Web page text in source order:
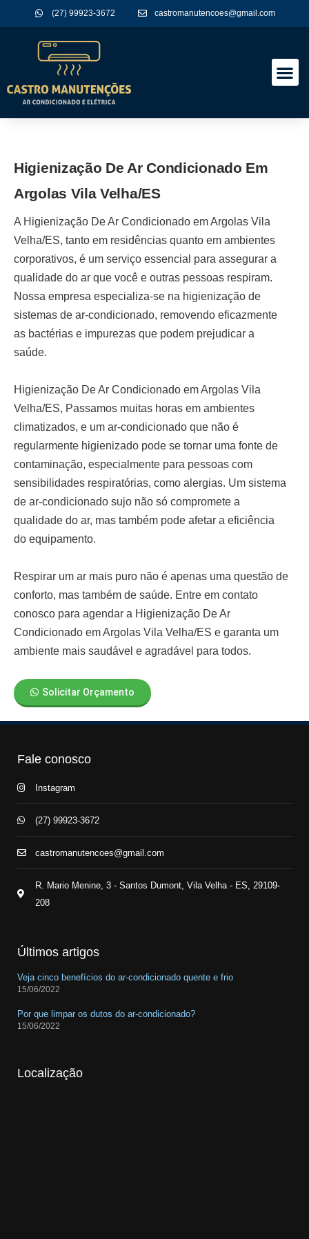
(27) 99923-3672 castromanutencoes@gmail.com
Higienização De Ar Condicionado Em
Argolas Vila Velha/ES
A Higienização De Ar Condicionado em Argolas Vila
Velha/ES, tanto em residências quanto em ambientes
corporativos, é um serviço essencial para assegurar a
qualidade do ar que você e outras pessoas respiram.
Nossa empresa especializa-se na higienização de
sistemas de ar-condicionado, removendo eficazmente
as bactérias e impurezas que podem prejudicar a
saúde.
Higienização De Ar Condicionado em Argolas Vila
Velha/ES, Passamos muitas horas em ambientes
climatizados, e um ar-condicionado que não é
regularmente higienizado pode se tornar uma fonte de
contaminação, especialmente para pessoas com
sensibilidades respiratórias, como alergias. Um sistema
de ar-condicionado sujo não só compromete a
qualidade do ar, mas também pode afetar a eficiência
do equipamento.
Respirar um ar mais puro não é apenas uma questão de
conforto, mas também de saúde. Entre em contato
conosco para agendar a Higienização De Ar
Condicionado em Argolas Vila Velha/ES e garanta um
ambiente mais saudável e agradável para todos.
Solicitar Orçamento
Fale conosco
Instagram
(27) 99923-3672
castromanutencoes@gmail.com
R. Mario Menine, 3 - Santos Dumont, Vila Velha - ES, 29109-
208
Últimos artigos
Veja cinco benefícios do ar-condicionado quente e frio
15/06/2022
Por que limpar os dutos do ar-condicionado?
15/06/2022
Localização